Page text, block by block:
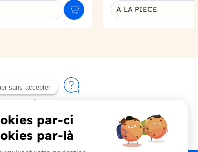
Ajouter au panierDéclinaison du produit
A LA PIECE
Contactez-nous
+33 (0)4 90 91 20 80